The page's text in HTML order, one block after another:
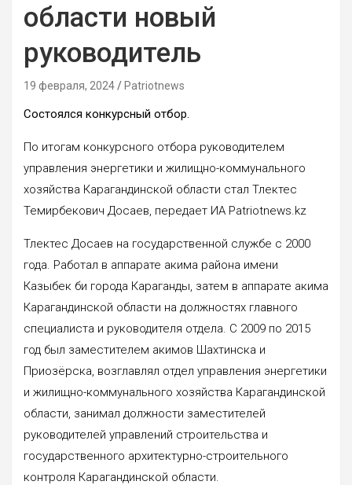
области новый
руководитель
19 февраля, 2024 Patriotnews
Состоялся конкурсный отбор.
По итогам конкурсного отбора руководителем
управления энергетики и жилищно-коммунального
хозяйства Карагандинской области стал Тлектес
Темирбекович Досаев, передает ИА Patriotnews.kz
Тлектес Досаев на государственной службе с 2000
года. Работал в аппарате акима района имени
Казыбек би города Караганды, затем в аппарате акима
Карагандинской области на должностях главного
специалиста и руководителя отдела. С 2009 по 2015
год был заместителем акимов Шахтинска и
Приозёрска, возглавлял отдел управления энергетики
и жилищно-коммунального хозяйства Карагандинской
области, занимал должности заместителей
руководителей управлений строительства и
государственного архитектурно-строительного
контроля Карагандинской области.